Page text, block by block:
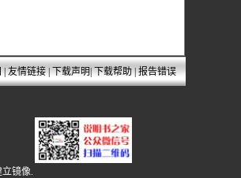
|友情链接|下载声明|下载帮助|报告错误
镜像.